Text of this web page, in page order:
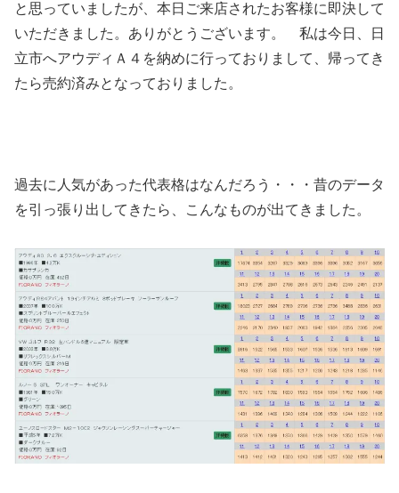
と思っていましたが、本日ご来店されたお客様に即決して
いただきました。ありがとうございます。 私は今日、日
立市へアウディＡ４を納めに行っておりまして、帰ってき
たら売約済みとなっておりました。
過去に人気があった代表格はなんだろう・・・昔のデータ
を引っ張り出してきたら、こんなものが出てきました。